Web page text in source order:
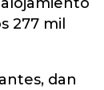
277 mil
dan